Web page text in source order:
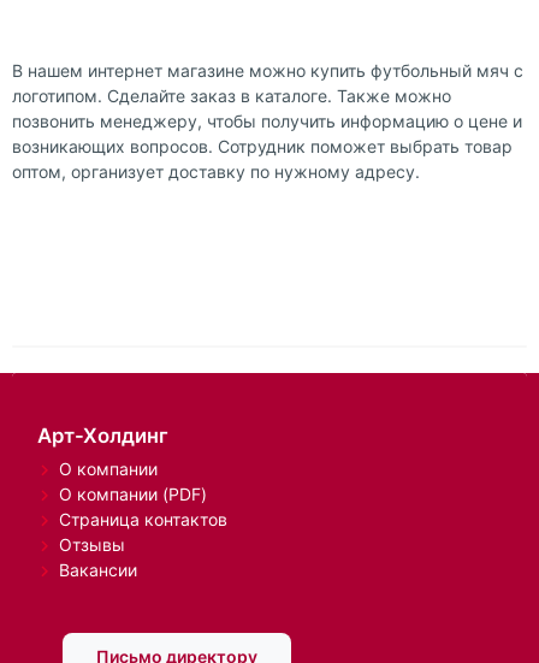
В нашем интернет магазине можно купить футбольный мяч с
логотипом. Сделайте заказ в каталоге. Также можно
позвонить менеджеру, чтобы получить информацию о цене и
возникающих вопросов. Сотрудник поможет выбрать товар
оптом, организует доставку по нужному адресу.
Арт-Холдинг
О компании
О компании (PDF)
Страница контактов
Отзывы
Вакансии
Письмо директору